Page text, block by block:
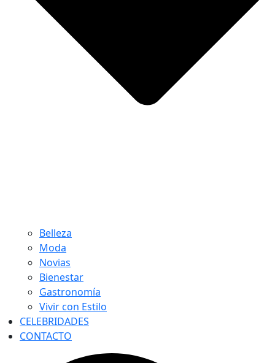
Belleza
Moda
Novias
Bienestar
Gastronomía
Vivir con Estilo
CELEBRIDADES
CONTACTO